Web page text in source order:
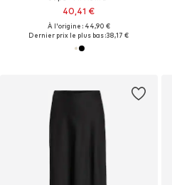
40,41 €
À l'origine : 44,90 €
Dernier prix le plus bas :38,17 €